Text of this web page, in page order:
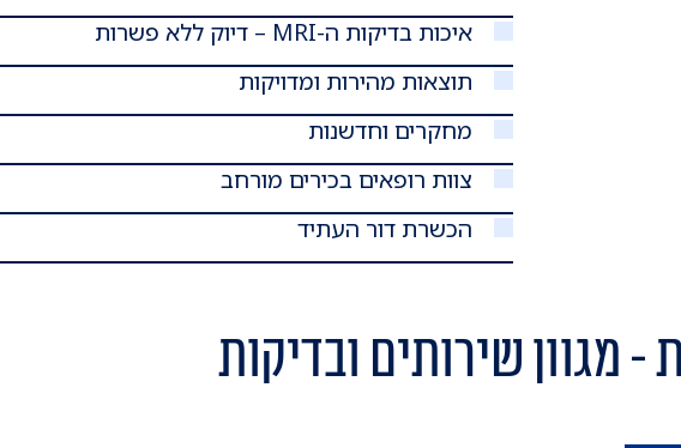
איכות בדיקות ה-MRI – דיוק ללא פשרות
תוצאות מהירות ומדויקות
מחקרים וחדשנות
צוות רופאים בכירים מורחב
הכשרת דור העתיד
- מגוון שירותים ובדיקות